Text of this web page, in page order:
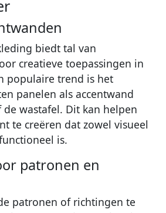
biedt tal van
creatieve toepassingen in
populaire trend is het
panelen als accentwand
wastafel. Dit kan helpen
te creëren dat zowel visueel
is.
patronen en
patronen of richtingen te